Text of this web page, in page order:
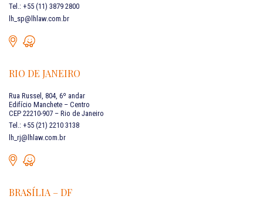
Tel.: +55 (11) 3879 2800
lh_sp@lhlaw.com.br
RIO DE JANEIRO
Rua Russel, 804, 6º andar
Edifício Manchete – Centro
CEP 22210-907 – Rio de Janeiro
Tel.: +55 (21) 2210 3138
lh_rj@lhlaw.com.br
BRASÍLIA – DF